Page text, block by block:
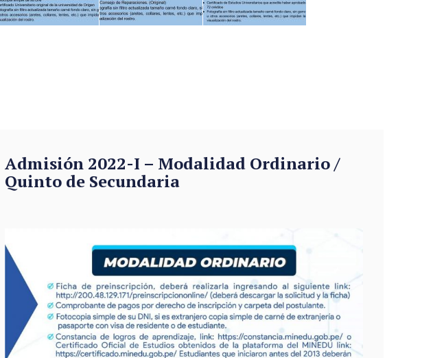
Admisión 2022-I – Modalidad Ordinario /
Quinto de Secundaria